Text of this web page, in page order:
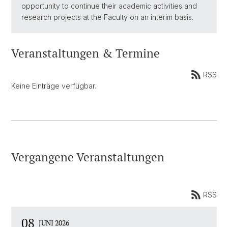
opportunity to continue their academic activities and
research projects at the Faculty on an interim basis.
Veranstaltungen & Termine
RSS
Keine Einträge verfügbar.
Vergangene Veranstaltungen
RSS
08 JUNI 2026